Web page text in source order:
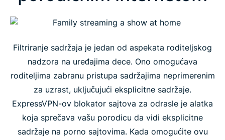
Kako uključiti i isključiti blokator sajtova za odrasle
funkcioniše?
Najčešće postavljana pitanja
Filtriranje sadržaja je jedan od aspekata roditeljskog
nadzora na uređajima dece. Ono omogućava
roditeljima zabranu pristupa sadržajima neprimerenim
za uzrast, uključujući eksplicitne sadržaje.
ExpressVPN-ov blokator sajtova za odrasle je alatka
koja sprečava vašu porodicu da vidi eksplicitne
sadržaje na porno sajtovima. Kada omogućite ovu